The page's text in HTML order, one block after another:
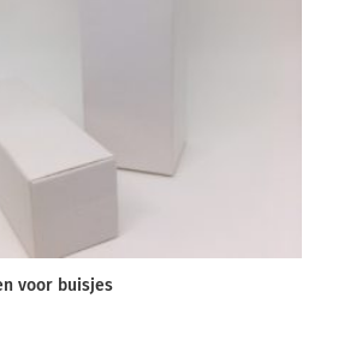
voor buisjes